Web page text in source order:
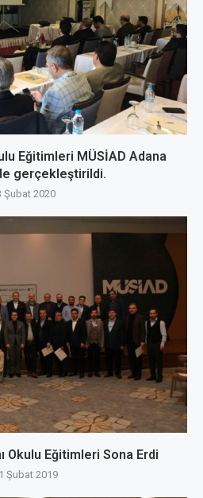
Eğitimleri MÜSİAD Adana
gerçekleştirildi.
Şubat 2020
Okulu Eğitimleri Sona Erdi
Şubat 2019